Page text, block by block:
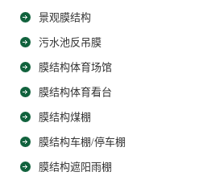
景观膜结构
污水池反吊膜
膜结构体育场馆
膜结构体育看台
膜结构煤棚
膜结构车棚/停车棚
膜结构遮阳雨棚